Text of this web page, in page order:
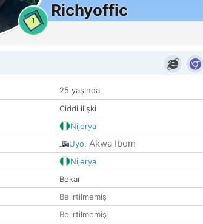
1
Richyoffic
25 yaşında
Ciddi ilişki
Nijerya
Uyo, Akwa Ibom
Nijerya
Bekar
Belirtilmemiş
Belirtilmemiş